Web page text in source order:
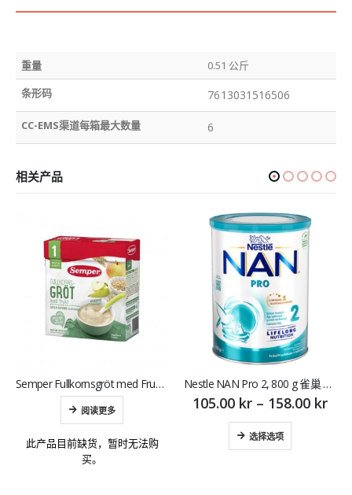
重量
0.51 公斤
条形码
7613031516506
CC-EMS渠道每箱最大数量 6
相关产品
Semper Fullkornsgröt med Frukt 12M 530 g 森宝 瑞典苹果香梨麦粥1岁
阅读更多
此产品目前缺货，暂时无法购
Nestle NAN Pro 2, 800 g 雀巢 婴幼儿配方奶粉2段
105.00kr–158.00kr
选择选项